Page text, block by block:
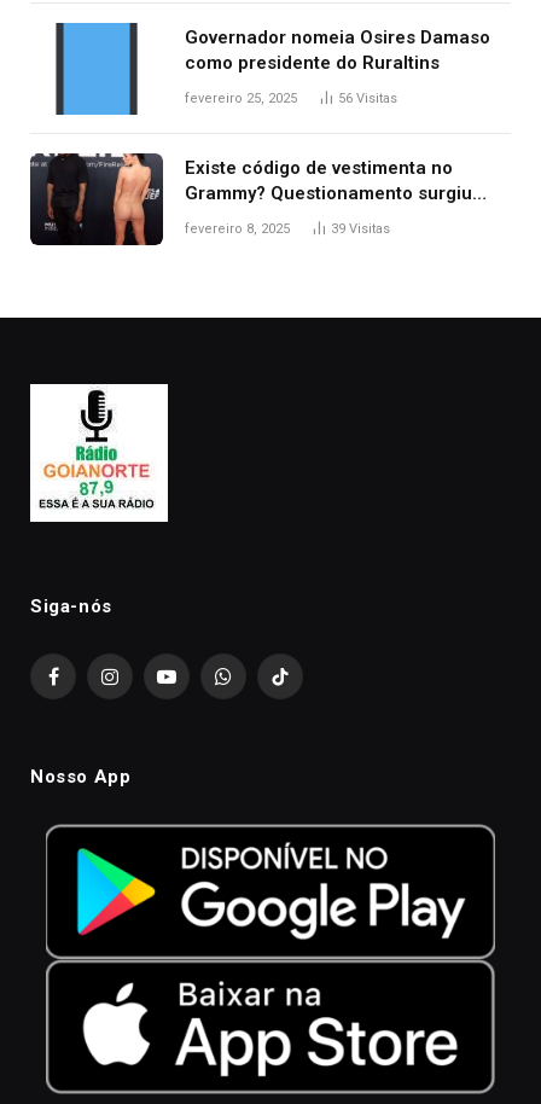
Governador nomeia Osires Damaso
como presidente do Ruraltins
fevereiro 25, 2025 56 Visitas
Existe código de vestimenta no
Grammy? Questionamento surgiu
após Bianca Censori, mulher de
fevereiro 8, 2025 39 Visitas
Siga-nós
FacebookInstagramYouTubeWhatsAppTikTok
Nosso App